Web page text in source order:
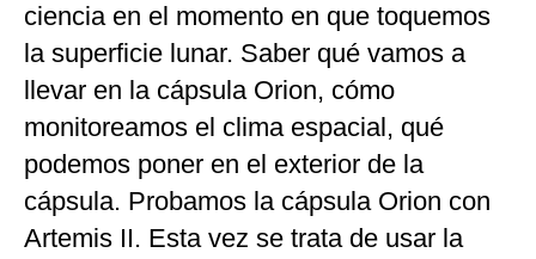
ciencia en el momento en que toquemos
la superficie lunar. Saber qué vamos a
llevar en la cápsula Orion, cómo
monitoreamos el clima espacial, qué
podemos poner en el exterior de la
cápsula. Probamos la cápsula Orion con
Artemis II. Esta vez se trata de usar la